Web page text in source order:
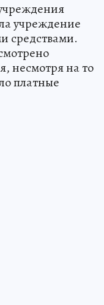
учреждение
средствами.
несмотря на то
платные